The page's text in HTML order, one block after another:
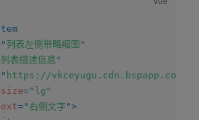
" 列表左侧带略缩图 "
列表描述信息 "
" https://vkceyugu.cdn.bspapp.com/
size=" lg "
="右侧文字 ">